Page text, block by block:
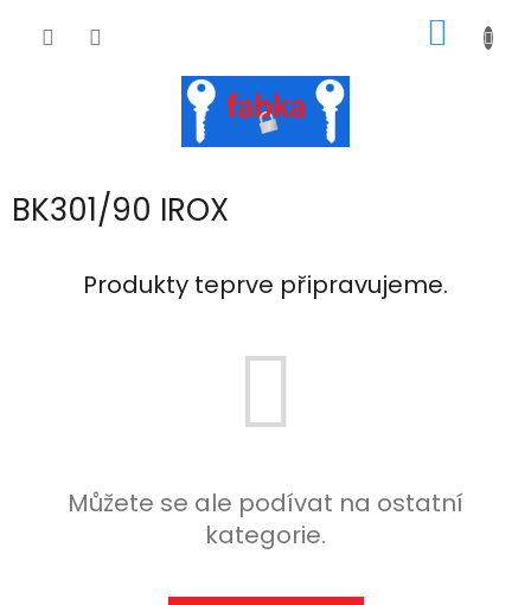
KOŠÍK
BK301/90 IROX
Produkty teprve připravujeme.
Můžete se ale podívat na ostatní
kategorie.